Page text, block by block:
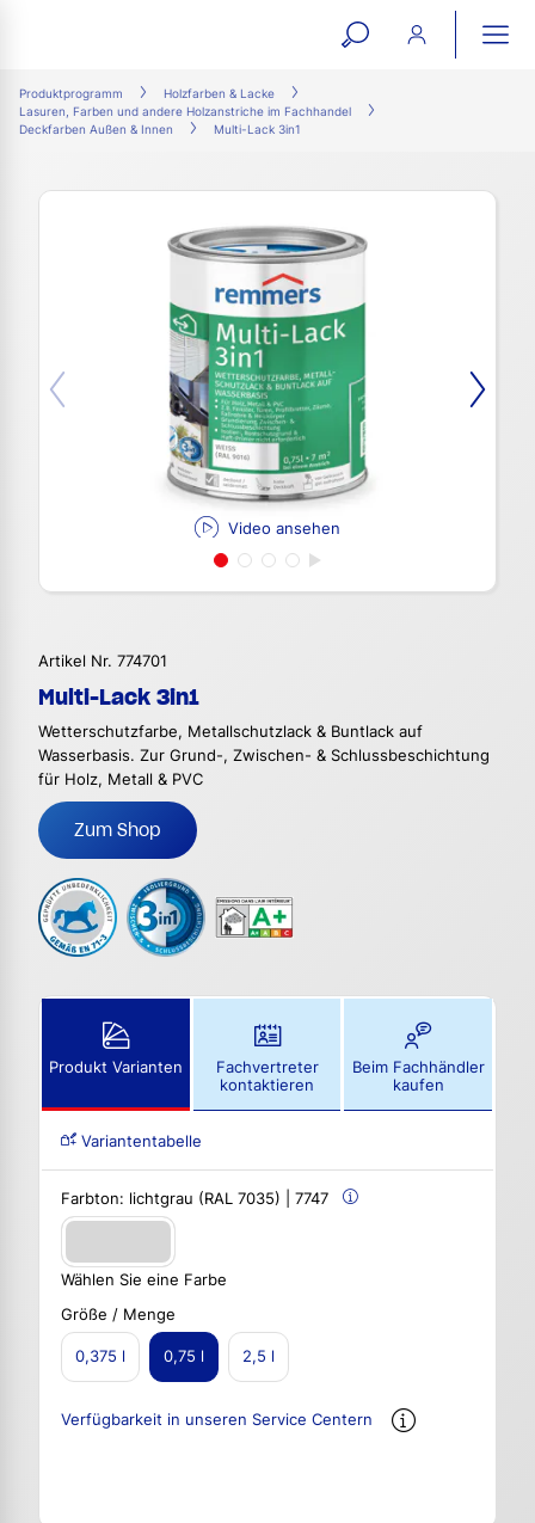
open
Produktprogramm
Holzfarben & Lacke
Lasuren, Farben und andere Holzanstriche im Fachhandel
Deckfarben Außen & Innen
Multi-Lack 3in1
Video ansehen
Artikel Nr. 774701
Multi-Lack 3in1
Wetterschutzfarbe, Metallschutzlack & Buntlack auf
Wasserbasis. Zur Grund-, Zwischen- & Schlussbeschichtung
für Holz, Metall & PVC
Zum Shop
Produkt Varianten
Fachvertreter
kontaktieren
Beim Fachhändler
kaufen
Variantentabelle
Farbton: lichtgrau (RAL 7035) | 7747
Wählen Sie eine Farbe
Größe / Menge
0,375 l 0,75 l 2,5 l
Verfügbarkeit in unseren Service Centern